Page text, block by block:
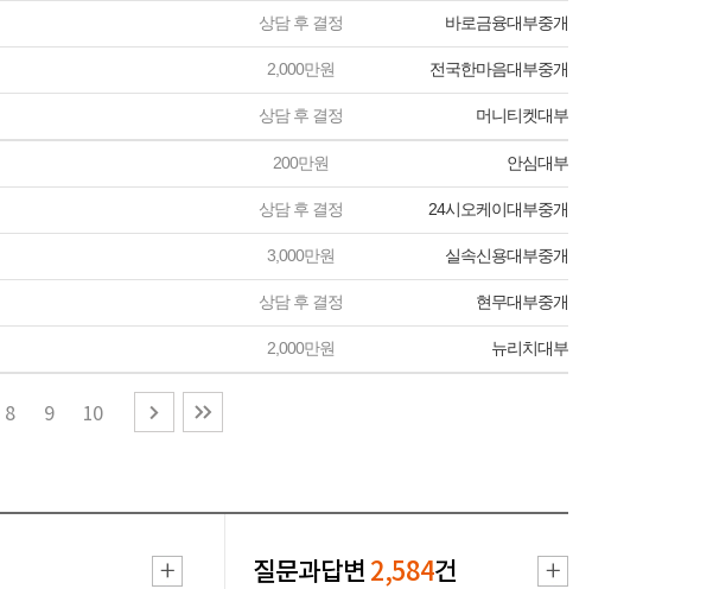
상담 후 결정 바로금융대부중개
2,000만원 전국한마음대부중개
상담 후 결정 머니티켓대부
200만원 안심대부
상담 후 결정 24시오케이대부중개
3,000만원 실속신용대부중개
상담 후 결정 현무대부중개
2,000만원 뉴리치대부
8 9 10
질문과답변 2,584건